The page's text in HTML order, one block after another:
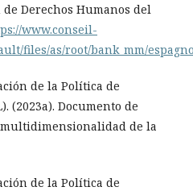
Derechos Humanos del
www.conseil-
files/as/root/bank_mm/
de la Política de
(2023a). Documento de
de la
de la Política de